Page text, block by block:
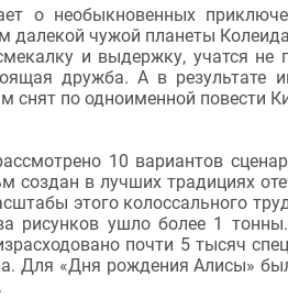
о необыкновенных
далекой чужой планеты
и выдержку, учатся
дружба. А в результате
снят по одноименной повести
10 вариантов
создан в лучших традициях
этого колоссального
рисунков ушло более 1
почти 5 тысяч
Для «Дня рождения Алисы»